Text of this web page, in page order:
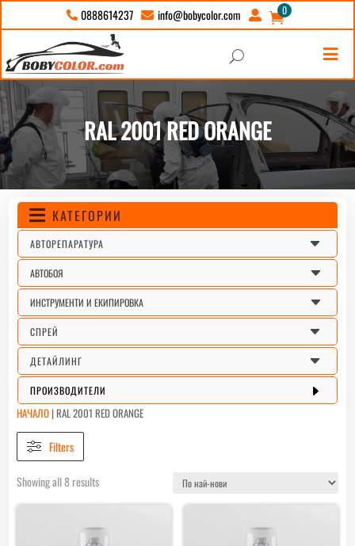
 0888614237  info@bobycolor.com  
0

U
RAL 2001 RED ORANGE
 КАТЕГОРИИ
C
АВТОРЕПАРАТУРА
C
АВТОБОЯ
C
ИНСТРУМЕНТИ И ЕКИПИРОВКА
C
СПРЕЙ
C
ДЕТАЙЛИНГ
E
ПРОИЗВОДИТЕЛИ
НАЧАЛО |RAL 2001 RED ORANGE
Filters
Showing all 8 resultsSorted